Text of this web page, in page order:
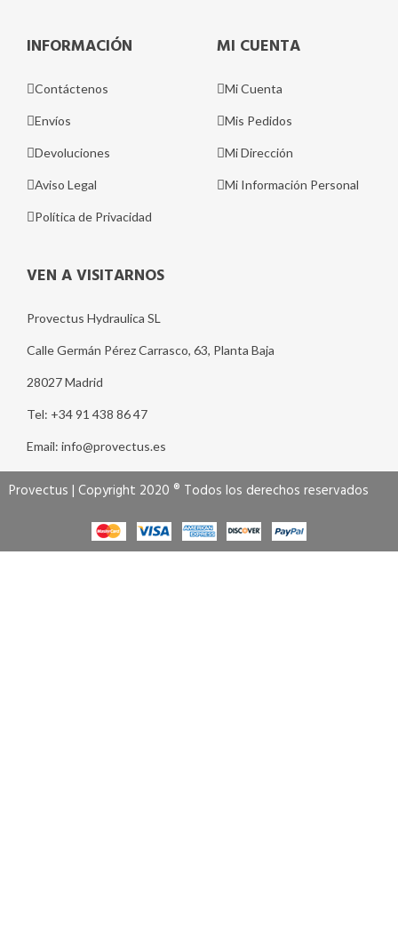
INFORMACIÓN
Contáctenos
Envíos
Devoluciones
Aviso Legal
Política de Privacidad
MI CUENTA
Mi Cuenta
Mis Pedidos
Mi Dirección
Mi Información Personal
VEN A VISITARNOS
Provectus Hydraulica SL
Calle Germán Pérez Carrasco, 63, Planta Baja
28027 Madrid
Tel: +34 91 438 86 47
Email: info@provectus.es
Provectus | Copyright 2020 ® Todos los derechos reservados